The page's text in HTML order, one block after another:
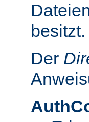
besitzt.
Der